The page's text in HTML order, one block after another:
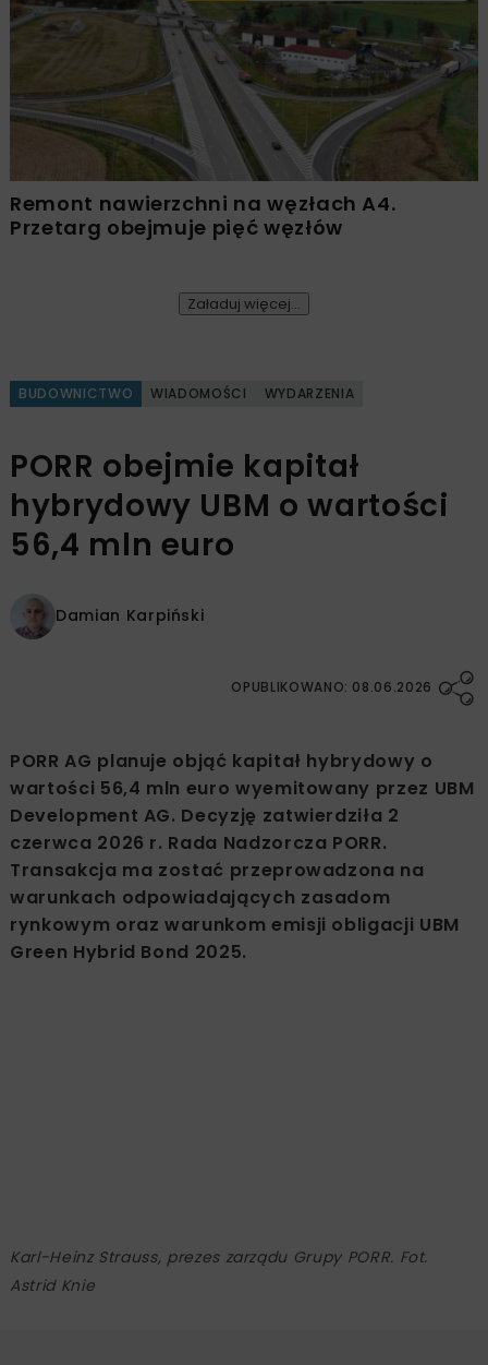
Remont nawierzchni na węzłach A4.
Przetarg obejmuje pięć węzłów
Załaduj więcej...
BUDOWNICTWO WIADOMOŚCI WYDARZENIA
PORR obejmie kapitał
hybrydowy UBM o wartości
56,4 mln euro
Damian Karpiński
OPUBLIKOWANO: 08.06.2026
PORR AG planuje objąć kapitał hybrydowy o
wartości 56,4 mln euro wyemitowany przez UBM
Development AG. Decyzję zatwierdziła 2
czerwca 2026 r. Rada Nadzorcza PORR.
Transakcja ma zostać przeprowadzona na
warunkach odpowiadających zasadom
rynkowym oraz warunkom emisji obligacji UBM
Green Hybrid Bond 2025.
Karl-Heinz Strauss, prezes zarządu Grupy PORR. Fot.
Astrid Knie